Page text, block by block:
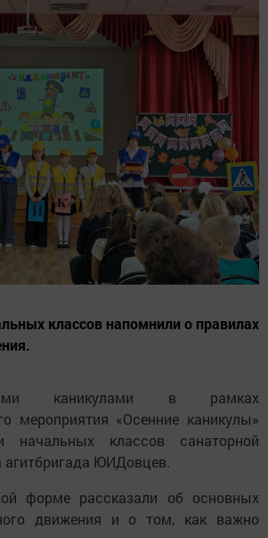
классов напомнили о правилах
каникулами в рамках
мероприятия «Осенние каникулы»
начальных классов санаторной
ЮИДовцев.
форме рассказали об основных
движения и о том, как важно